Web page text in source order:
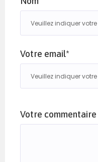
Votre email*
Votre commentaire